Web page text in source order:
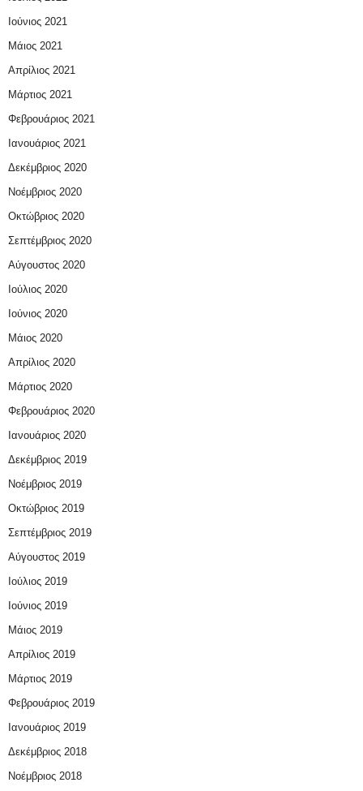
Ιούνιος 2021
Μάιος 2021
Απρίλιος 2021
Μάρτιος 2021
Φεβρουάριος 2021
Ιανουάριος 2021
Δεκέμβριος 2020
Νοέμβριος 2020
Οκτώβριος 2020
Σεπτέμβριος 2020
Αύγουστος 2020
Ιούλιος 2020
Ιούνιος 2020
Μάιος 2020
Απρίλιος 2020
Μάρτιος 2020
Φεβρουάριος 2020
Ιανουάριος 2020
Δεκέμβριος 2019
Νοέμβριος 2019
Οκτώβριος 2019
Σεπτέμβριος 2019
Αύγουστος 2019
Ιούλιος 2019
Ιούνιος 2019
Μάιος 2019
Απρίλιος 2019
Μάρτιος 2019
Φεβρουάριος 2019
Ιανουάριος 2019
Δεκέμβριος 2018
Νοέμβριος 2018